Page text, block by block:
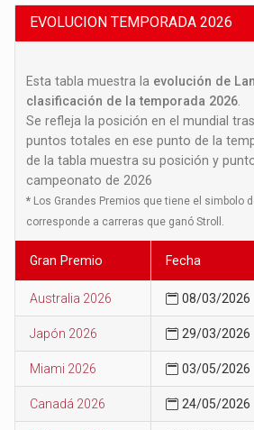
EVOLUCION TEMPORADA 2026
Esta tabla muestra la evolución de
clasificación de la temporada 2026
Se refleja la posición en el mundial
puntos totales en ese punto de la
de la tabla muestra su posición y
campeonato de 2026
* Los Grandes Premios que tiene el simbolo
corresponde a carreras que ganó Stroll.
Gran Premio Fecha
Australia 2026 08/03/2026
Japón 2026 29/03/2026
Miami 2026 03/05/2026
Canadá 2026 24/05/2026